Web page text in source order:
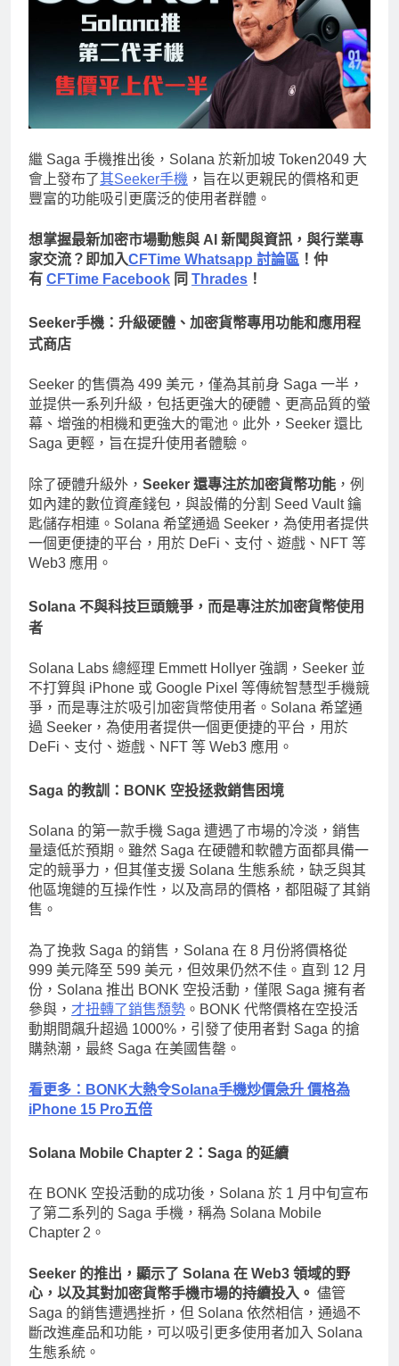
繼 Saga 手機推出後，Solana 於新加坡 Token2049 大
會上發布了其Seeker手機 ，旨在以更親民的價格和更
豐富的功能吸引更廣泛的使用者群體。
想掌握最新加密市場動態與 AI 新聞與資訊，與行業專
家交流？即加入CFTime Whatsapp 討論區 ！仲
有 CFTime Facebook 同 Thrades ！
Seeker手機：升級硬體、加密貨幣專用功能和應用程
式商店
Seeker 的售價為 499 美元，僅為其前身 Saga 一半，
並提供一系列升級，包括更強大的硬體、更高品質的螢
幕、增強的相機和更強大的電池。此外，Seeker 還比
Saga 更輕，旨在提升使用者體驗。
除了硬體升級外， Seeker 還專注於加密貨幣功能 ，例
如內建的數位資產錢包，與設備的分割 Seed Vault 鑰
匙儲存相連。Solana 希望通過 Seeker，為使用者提供
一個更便捷的平台，用於 DeFi、支付、遊戲、NFT 等
Web3 應用。
Solana 不與科技巨頭競爭，而是專注於加密貨幣使用
者
Solana Labs 總經理 Emmett Hollyer 強調，Seeker 並
不打算與 iPhone 或 Google Pixel 等傳統智慧型手機競
爭，而是專注於吸引加密貨幣使用者。Solana 希望通
過 Seeker，為使用者提供一個更便捷的平台，用於
DeFi、支付、遊戲、NFT 等 Web3 應用。
Saga 的教訓：BONK 空投拯救銷售困境
Solana 的第一款手機 Saga 遭遇了市場的冷淡，銷售
量遠低於預期。雖然 Saga 在硬體和軟體方面都具備一
定的競爭力，但其僅支援 Solana 生態系統，缺乏與其
他區塊鏈的互操作性，以及高昂的價格，都阻礙了其銷
售。
為了挽救 Saga 的銷售，Solana 在 8 月份將價格從
999 美元降至 599 美元，但效果仍然不佳。直到 12 月
份，Solana 推出 BONK 空投活動，僅限 Saga 擁有者
參與， 才扭轉了銷售頹勢 。BONK 代幣價格在空投活
動期間飆升超過 1000%，引發了使用者對 Saga 的搶
購熱潮，最終 Saga 在美國售罄。
看更多：BONK大熱令Solana手機炒價急升 價格為
iPhone 15 Pro五倍
Solana Mobile Chapter 2：Saga 的延續
在 BONK 空投活動的成功後，Solana 於 1 月中旬宣布
了第二系列的 Saga 手機，稱為 Solana Mobile
Chapter 2。
Seeker 的推出，顯示了 Solana 在 Web3 領域的野
心，以及其對加密貨幣手機市場的持續投入。 儘管
Saga 的銷售遭遇挫折，但 Solana 依然相信，通過不
斷改進產品和功能，可以吸引更多使用者加入 Solana
生態系統。